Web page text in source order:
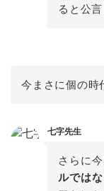
ると公
今まさに個の時
七字先生
さらに
ルでは